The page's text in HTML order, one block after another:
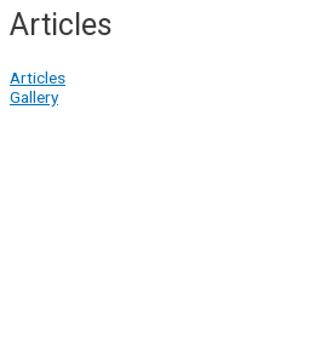
Articles
Articles
Gallery